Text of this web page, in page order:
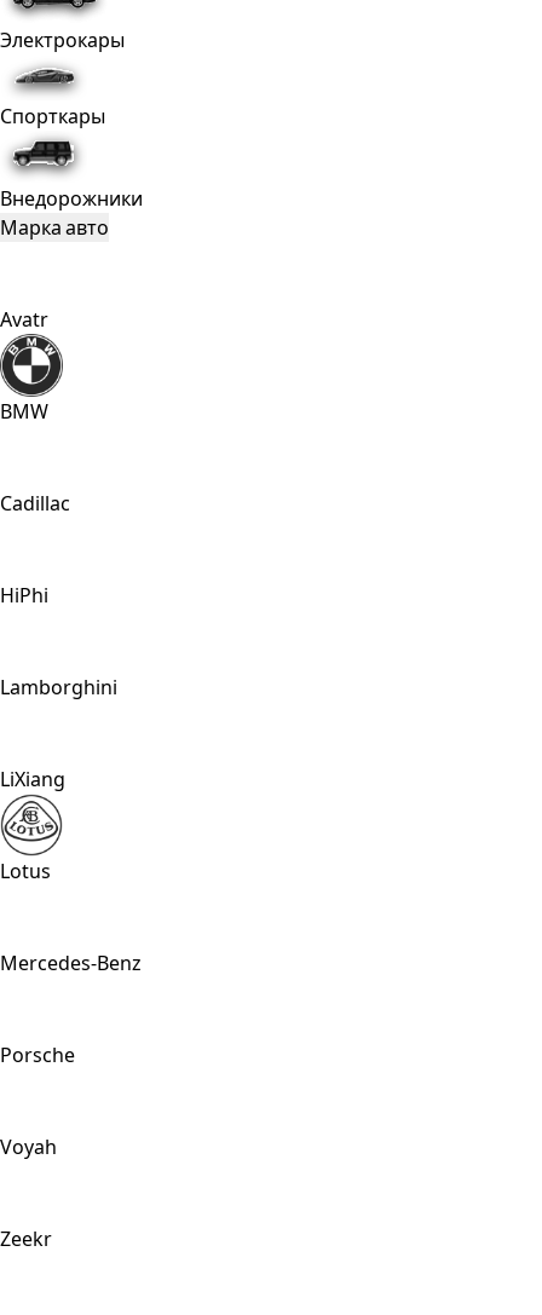
Электрокары
Спорткары
Внедорожники
Марка авто
Avatr
BMW
Cadillac
HiPhi
Lamborghini
LiXiang
Lotus
Mercedes-Benz
Porsche
Voyah
Zeekr